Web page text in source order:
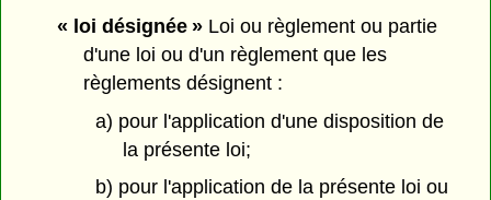
« loi désignée »Loi ou règlement ou partie
d'une loi ou d'un règlement que les
règlements désignent :
a) pour l'application d'une disposition de
la présente loi;
b) pour l'application de la présente loi ou